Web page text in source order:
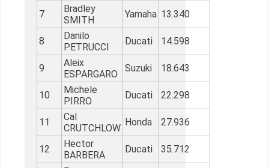
7
Bradley
SMITH
Yamaha 13.340
8
Danilo
PETRUCCI
Ducati 14.598
9
Aleix
ESPARGARO
Suzuki 18.643
10
Michele
PIRRO
Ducati 22.298
11
Cal
CRUTCHLOW
Honda 27.936
12
Hector
BARBERA
Ducati 35.712